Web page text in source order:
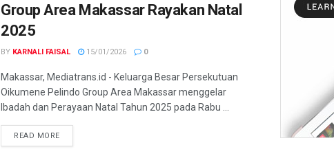
Group Area Makassar Rayakan Natal
2025
BY KARNALI FAISAL 15/01/2026 0
Makassar, Mediatrans.id - Keluarga Besar Persekutuan
Oikumene Pelindo Group Area Makassar menggelar
Ibadah dan Perayaan Natal Tahun 2025 pada Rabu ...
READ MORE